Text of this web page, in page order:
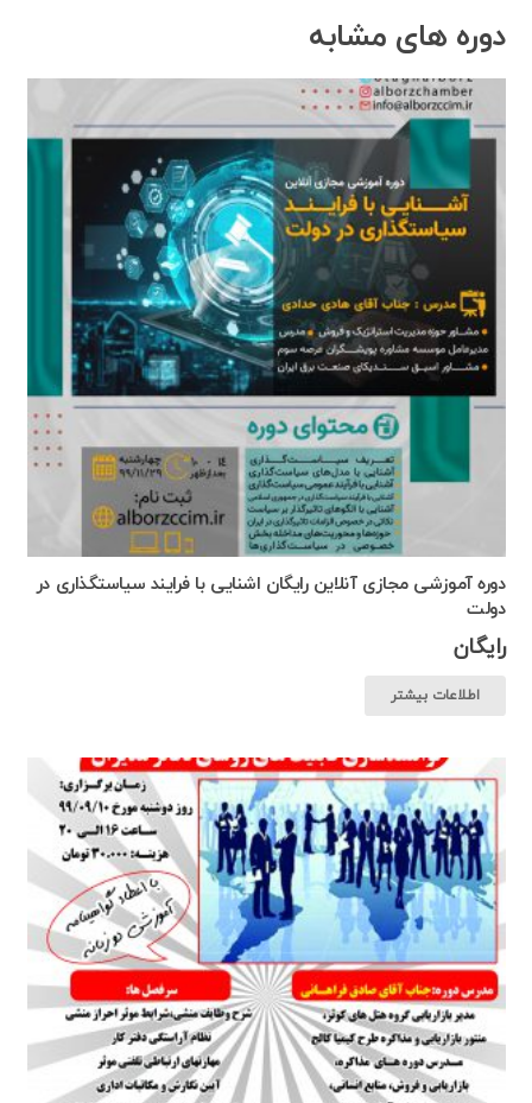
دوره های مشابه
دوره آموزشی مجازی آنلاین رایگان اشنایی با فرایند سیاستگذاری در
دولت
رایگان
اطلاعات بیشتر